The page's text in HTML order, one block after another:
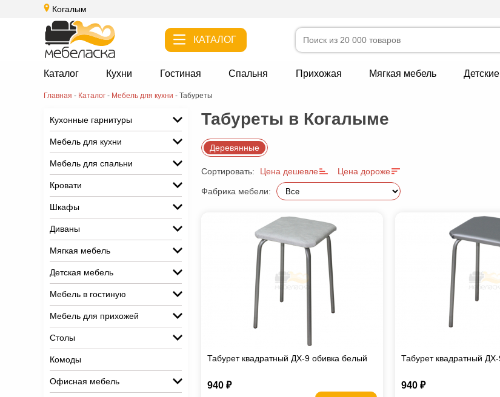
Когалым
КАТАЛОГ
Каталог Кухни Гостиная Спальня Прихожая Мягкая мебель Детские
Главная - Каталог - Мебель для кухни - Табуреты
Кухонные гарнитуры
Мебель для кухни
Мебель для спальни
Кровати
Шкафы
Диваны
Мягкая мебель
Детская мебель
Мебель в гостиную
Мебель для прихожей
Столы
Комоды
Офисная мебель
Табуреты в Когалыме
Деревянные
Сортировать: Цена дешевле Цена дороже
Фабрика мебели:
Табурет квадратный ДХ-9 обивка белый
940 ₽
Табурет квадратный
940 ₽